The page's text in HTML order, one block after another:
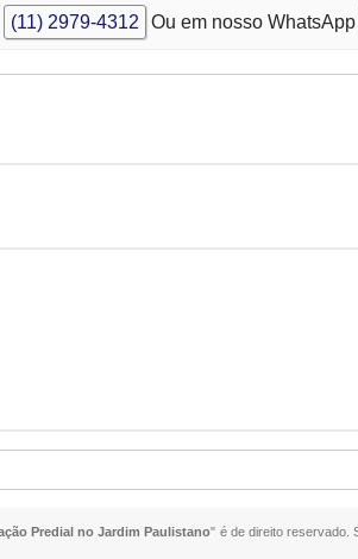
(11) 2979-4312 Ou em nosso WhatsApp
Predial no Jardim Paulistano" é de direito reservado.